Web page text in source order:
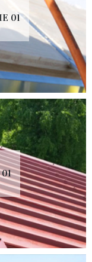
01